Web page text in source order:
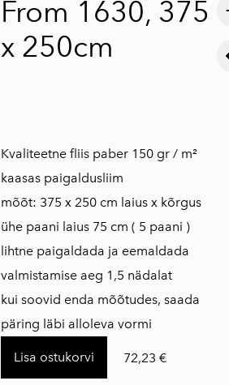
From 1630, 375
x 250cm
Kvaliteetne fliis paber 150 gr / m²
kaasas paigaldusliim
mõõt: 375 x 250 cm laius x kõrgus
​​ühe paani laius 75 cm ( 5 paani )
​lihtne paigaldada ja eemaldada
valmistamise aeg 1,5 nädalat
kui soovid enda mõõtudes, saada
päring läbi alloleva vormi
Lisa ostukorvi 72,23 €